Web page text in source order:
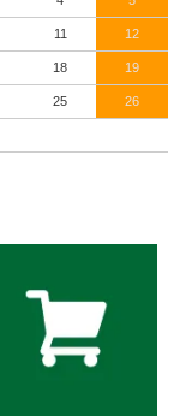
11 12
18 19
25 26